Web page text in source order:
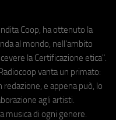
Coop, ha ottenuto la
al mondo, nell'ambito
la Certificazione etica".
vanta un primato:
e appena può, lo
agli artisti.
musica di ogni genere.